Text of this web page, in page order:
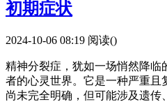
初期症状
2024-10-06 08:19 阅读()
精神分裂症，犹如一场悄然降临
者的心灵世界。它是一种严重且
尚未完全明确，但可能涉及遗传